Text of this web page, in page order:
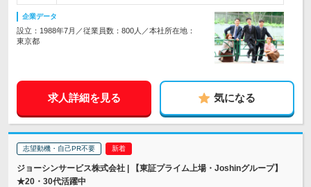
企業データ
設立：1988年7月／従業員数：800人／本社所在地：
東京都
求人詳細を見る 気になる
志望動機・自己PR不要
ジョーシンサービス株式会社 | 【東証プライム上場・Joshinグループ】
★20・30代活躍中